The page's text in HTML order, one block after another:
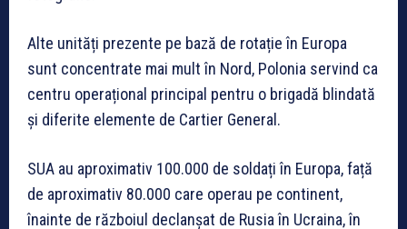
Alte unități prezente pe bază de rotație în Europa
sunt concentrate mai mult în Nord, Polonia servind ca
centru operațional principal pentru o brigadă blindată
și diferite elemente de Cartier General.
SUA au aproximativ 100.000 de soldați în Europa, față
de aproximativ 80.000 care operau pe continent,
înainte de războiul declanșat de Rusia în Ucraina, în